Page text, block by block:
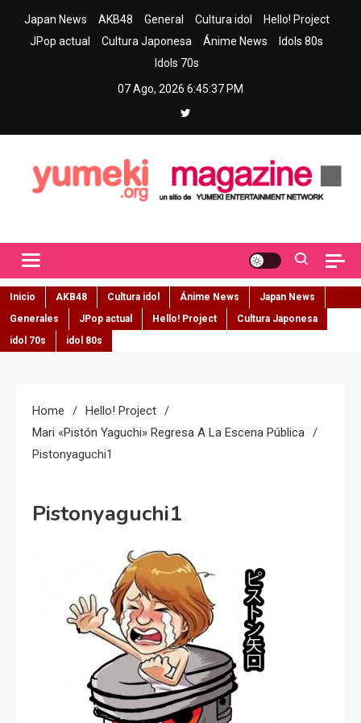
Japan News AKB48 General Cultura idol
Hello! Project
JPop actual
Cultura Japonesa Ánime News
Idols 80s
Idols 70s
07 Ago, 2026 6:45:38 PM
Inicio AKB48 Cultura idol Ánime News
Japan News
Generales
JPop actual Hello! Project
Cultura Japonesa
idol 70s
idol 80s
Home
Hello! Project
Mari «Pistón Yaguchi» Regresa A La Escena Pública
Pistonyaguchi1
Pistonyaguchi1